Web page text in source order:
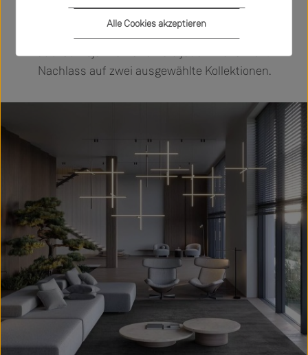
Seit 2010 webt miinu nicht nur Teppiche, sondern
echte Herzensstücke für den Boden. Im
Jubiläumsjahr erhalten Sie jeden Monat 15%
Nachlass auf zwei ausgewählte Kollektionen.
Alle Cookies akzeptieren